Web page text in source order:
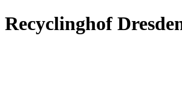
Recyclinghof